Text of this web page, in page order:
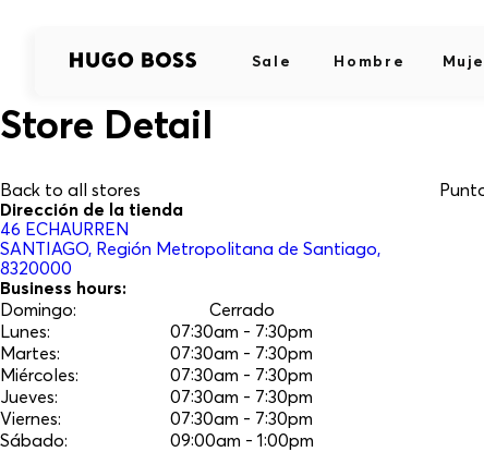
Sale Hombre
Store Detail
Back to all stores
Dirección de la tienda
46 ECHAURREN
SANTIAGO, Región Metropolitana de Santiago,
8320000
Business hours:
Domingo:
Cerrado
Lunes:
07:30am - 7:30pm
Martes:
07:30am - 7:30pm
Miércoles:
07:30am - 7:30pm
Jueves:
07:30am - 7:30pm
Viernes:
07:30am - 7:30pm
Sábado:
09:00am - 1:00pm